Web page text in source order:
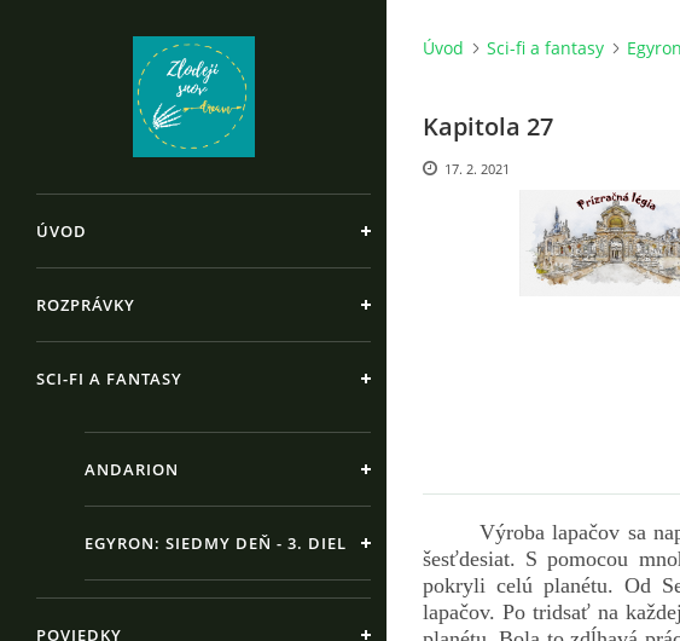
ÚVOD
ROZPRÁVKY
SCI-FI A FANTASY
ANDARION
EGYRON: SIEDMY DEŇ - 3. DIEL
POVIEDKY
Úvod Sci-fi a fantasy
Kapitola 27
17. 2. 2021
Výroba lapačov sa
šesťdesiat. S pomocou
pokryli celú planétu. Od
lapačov. Po tridsať na